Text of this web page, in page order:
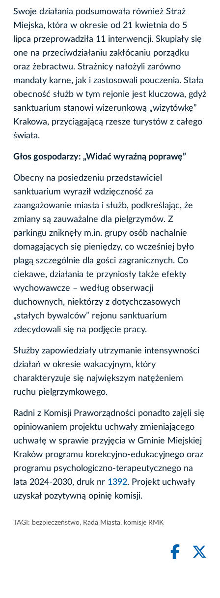
Swoje działania podsumowała również Straż
Miejska, która w okresie od 21 kwietnia do 5
lipca przeprowadziła 11 interwencji. Skupiały się
one na przeciwdziałaniu zakłócaniu porządku
oraz żebractwu. Strażnicy nałożyli zarówno
mandaty karne, jak i zastosowali pouczenia. Stała
obecność służb w tym rejonie jest kluczowa, gdyż
sanktuarium stanowi wizerunkową „wizytówkę”
Krakowa, przyciągającą rzesze turystów z całego
świata.
Głos gospodarzy: „Widać wyraźną poprawę”
Obecny na posiedzeniu przedstawiciel
sanktuarium wyraził wdzięczność za
zaangażowanie miasta i służb, podkreślając, że
zmiany są zauważalne dla pielgrzymów. Z
parkingu zniknęły m.in. grupy osób nachalnie
domagających się pieniędzy, co wcześniej było
plagą szczególnie dla gości zagranicznych. Co
ciekawe, działania te przyniosły także efekty
wychowawcze – według obserwacji
duchownych, niektórzy z dotychczasowych
„stałych bywalców” rejonu sanktuarium
zdecydowali się na podjęcie pracy.
Służby zapowiedziały utrzymanie intensywności
działań w okresie wakacyjnym, który
charakteryzuje się największym natężeniem
ruchu pielgrzymkowego.
Radni z Komisji Praworządności ponadto zajęli się
opiniowaniem projektu uchwały zmieniającego
uchwałę w sprawie przyjęcia w Gminie Miejskiej
Kraków programu korekcyjno-edukacyjnego oraz
programu psychologiczno-terapeutycznego na
lata 2024-2030, druk nr 1392. Projekt uchwały
uzyskał pozytywną opinię komisji.
TAGI: bezpieczeństwo, Rada Miasta, komisje RMK